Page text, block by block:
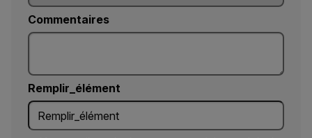
Commentaires
Remplir_élément